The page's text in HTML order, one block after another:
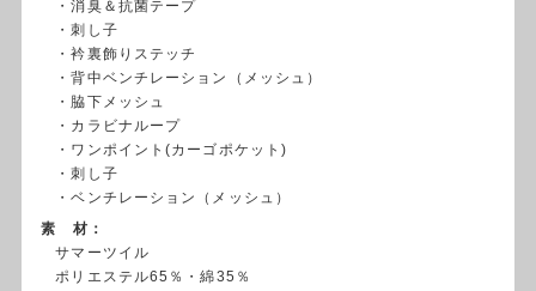
・消臭＆抗菌テープ
・刺し子
・衿裏飾りステッチ
・背中ベンチレーション（メッシュ）
・脇下メッシュ
・カラビナループ
・ワンポイント(カーゴポケット)
・刺し子
・ベンチレーション（メッシュ）
素 材：
サマーツイル
ポリエステル65％・綿35％